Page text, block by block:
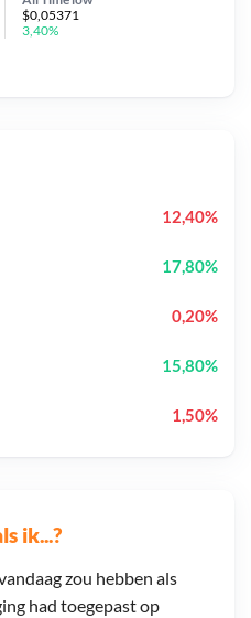
ik...?
zou hebben als
had toegepast op
$0,05371
3,40%
12,40%
17,80%
0,20%
15,80%
1,50%